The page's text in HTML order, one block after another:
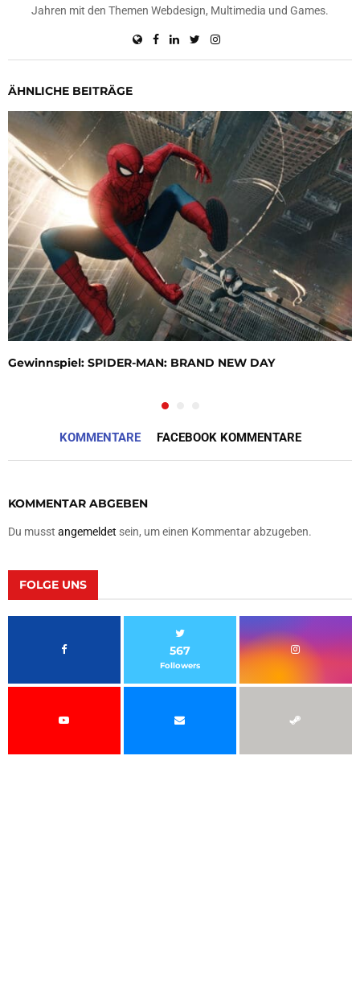
Jahren mit den Themen Webdesign, Multimedia und Games.
ÄHNLICHE BEITRÄGE
Gewinnspiel: SPIDER-MAN: BRAND NEW DAY
KOMMENTARE FACEBOOK KOMMENTARE
KOMMENTAR ABGEBEN
Du musst angemeldet sein, um einen Kommentar abzugeben.
FOLGE UNS
567
Followers